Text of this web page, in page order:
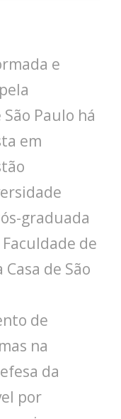
e
Paulo há
em
graduada
de
de São
de
na
da
por